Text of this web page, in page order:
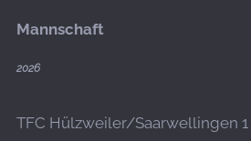
Mannschaft
2026
TFC Hülzweiler/Saarwellingen 1